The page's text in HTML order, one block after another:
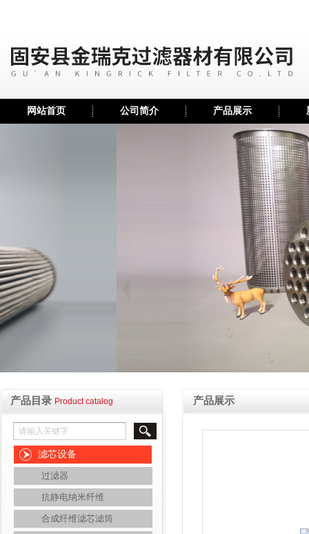
网站首页 公司简介 产品展示
产品目录 Product catalog
滤芯设备
过滤器
抗静电纳米纤维
合成纤维滤芯滤筒
产品展示